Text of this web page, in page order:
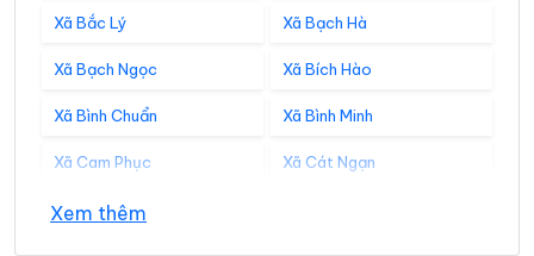
Xã Bắc Lý Xã Bạch Hà
Xã Bạch Ngọc Xã Bích Hào
Xã Bình Chuẩn Xã Bình Minh
Xã Cam Phục Xã Cát Ngạn
Xã Châu Bình
Xem thêm